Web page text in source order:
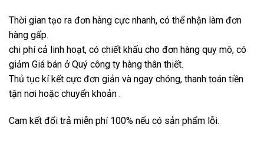
Thời gian tạo ra đơn hàng cực nhanh, có thể nhận làm đơn
hàng gấp.
chi phí cả linh hoạt, có chiết khấu cho đơn hàng quy mô, có
giảm Giá bán ở Quý công ty hàng thân thiết.
Thủ tục kí kết cực đơn giản và ngay chóng, thanh toán tiền
tận nơi hoặc chuyển khoản .
Cam kết đổi trả miễn phí 100% nếu có sản phẩm lỗi.